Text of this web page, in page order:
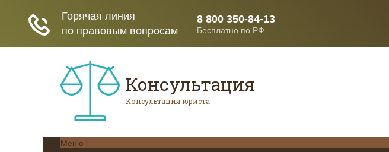
Консультация
Консультация юриста
Меню